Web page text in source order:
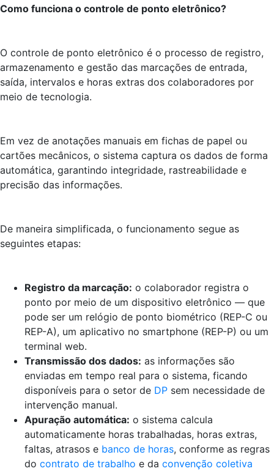
Como funciona o controle de ponto eletrônico?
O controle de ponto eletrônico é o processo de registro,
armazenamento e gestão das marcações de entrada,
saída, intervalos e horas extras dos colaboradores por
meio de tecnologia.
Em vez de anotações manuais em fichas de papel ou
cartões mecânicos, o sistema captura os dados de forma
automática, garantindo integridade, rastreabilidade e
precisão das informações.
De maneira simplificada, o funcionamento segue as
seguintes etapas:
Registro da marcação: o colaborador registra o
ponto por meio de um dispositivo eletrônico — que
pode ser um relógio de ponto biométrico (REP-C ou
REP-A), um aplicativo no smartphone (REP-P) ou um
terminal web.
Transmissão dos dados: as informações são
enviadas em tempo real para o sistema, ficando
disponíveis para o setor de DP sem necessidade de
intervenção manual.
Apuração automática: o sistema calcula
automaticamente horas trabalhadas, horas extras,
faltas, atrasos e banco de horas, conforme as regras
do contrato de trabalho e da convenção coletiva